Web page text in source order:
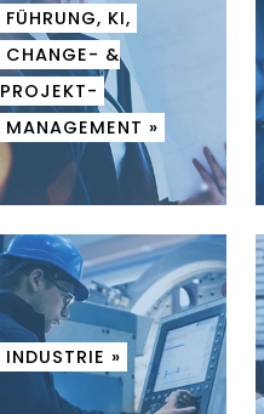
FÜHRUNG, KI,
CHANGE- &
PROJEKT-
MANAGEMENT »
INDUSTRIE »